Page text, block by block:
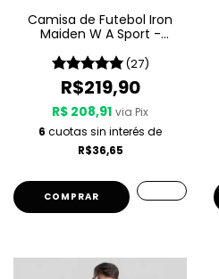
Camisa de Futebol Iron
Maiden W A Sport -
Son
(27)
R$219,90
R$ 208,91 via Pix
6 cuotas sin interés de
R$36,65
COMPRAR